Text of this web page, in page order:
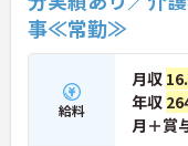
事≪常勤≫
給料
月収
年収
月＋賞